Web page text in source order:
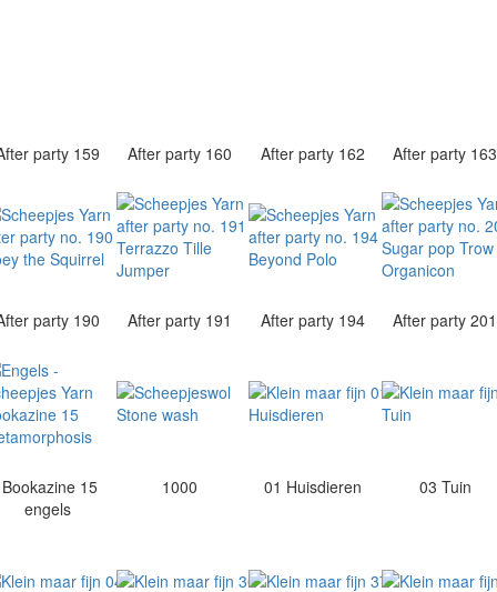
party 159 After party 160 After party 162 After party
party 190 After party 191 After party 194 After party
Bookazine 15
engels
1000 01 Huisdieren 03 Tuin